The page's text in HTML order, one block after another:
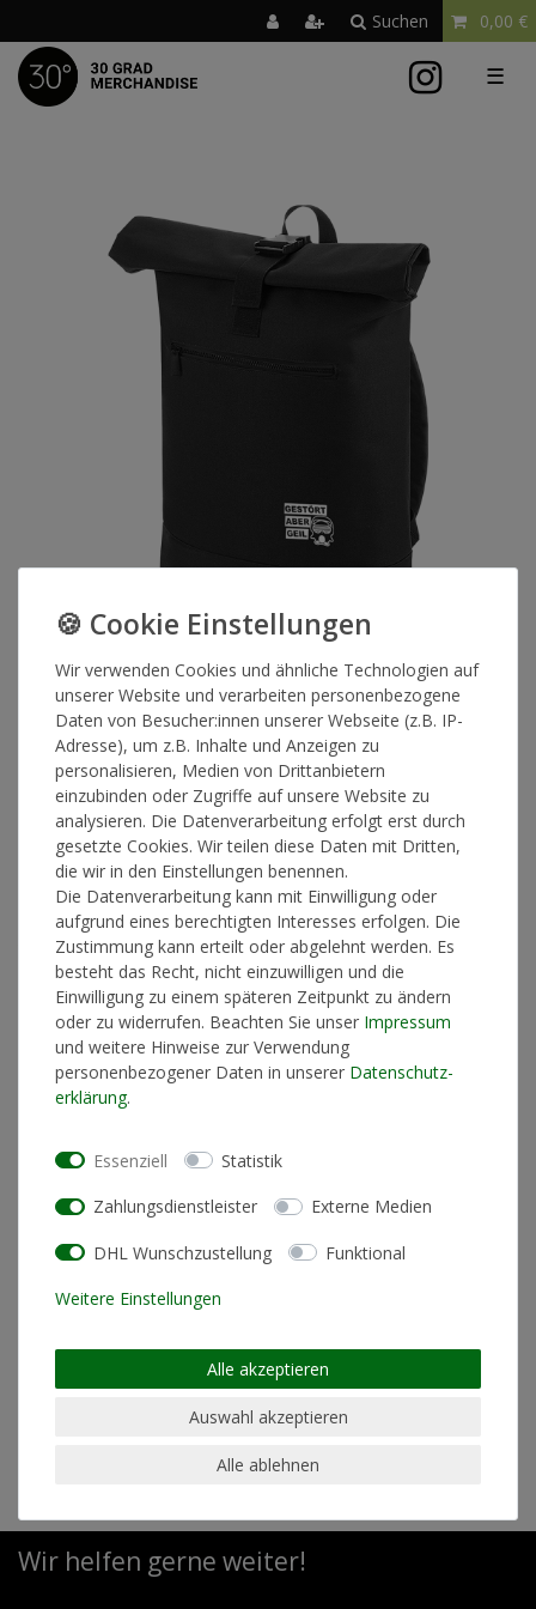
Suchen 0,00 €
☰
GaG Roll-up Rucksack, schwarz
Roll-up Rucksack in schwarz mit weißen GaG Logoprint
Artikelnummer15106
45,00 €*
Lieferzeit 2-4 Werktage
In den Warenkorb
* inkl. ges. MwSt. zzgl. Versandkosten
Künstlerinformationen
Materialzusammensetzung 100% Polyester
Wir helfen gerne weiter!
Wir verwenden Cookies und ähnliche Technologien auf
unserer Website und verarbeiten personenbezogene
Daten von Besucher:innen unserer Webseite (z.B. IP-
Adresse), um z.B. Inhalte und Anzeigen zu
personalisieren, Medien von Drittanbietern
einzubinden oder Zugriffe auf unsere Website zu
analysieren. Die Datenverarbeitung erfolgt erst durch
gesetzte Cookies. Wir teilen diese Daten mit Dritten,
die wir in den Einstellungen benennen.
Die Datenverarbeitung kann mit Einwilligung oder
aufgrund eines berechtigten Interesses erfolgen. Die
Zustimmung kann erteilt oder abgelehnt werden. Es
besteht das Recht, nicht einzuwilligen und die
Einwilligung zu einem späteren Zeitpunkt zu ändern
oder zu widerrufen. Beachten Sie unser Impressum
und weitere Hinweise zur Verwendung
personenbezogener Daten in unserer Daten­schutz­
erklärung.
Essenziell Statistik
Zahlungsdienstleister Externe Medien
DHL Wunschzustellung Funktional
Weitere Einstellungen
Alle akzeptieren
Auswahl akzeptieren
Alle ablehnen